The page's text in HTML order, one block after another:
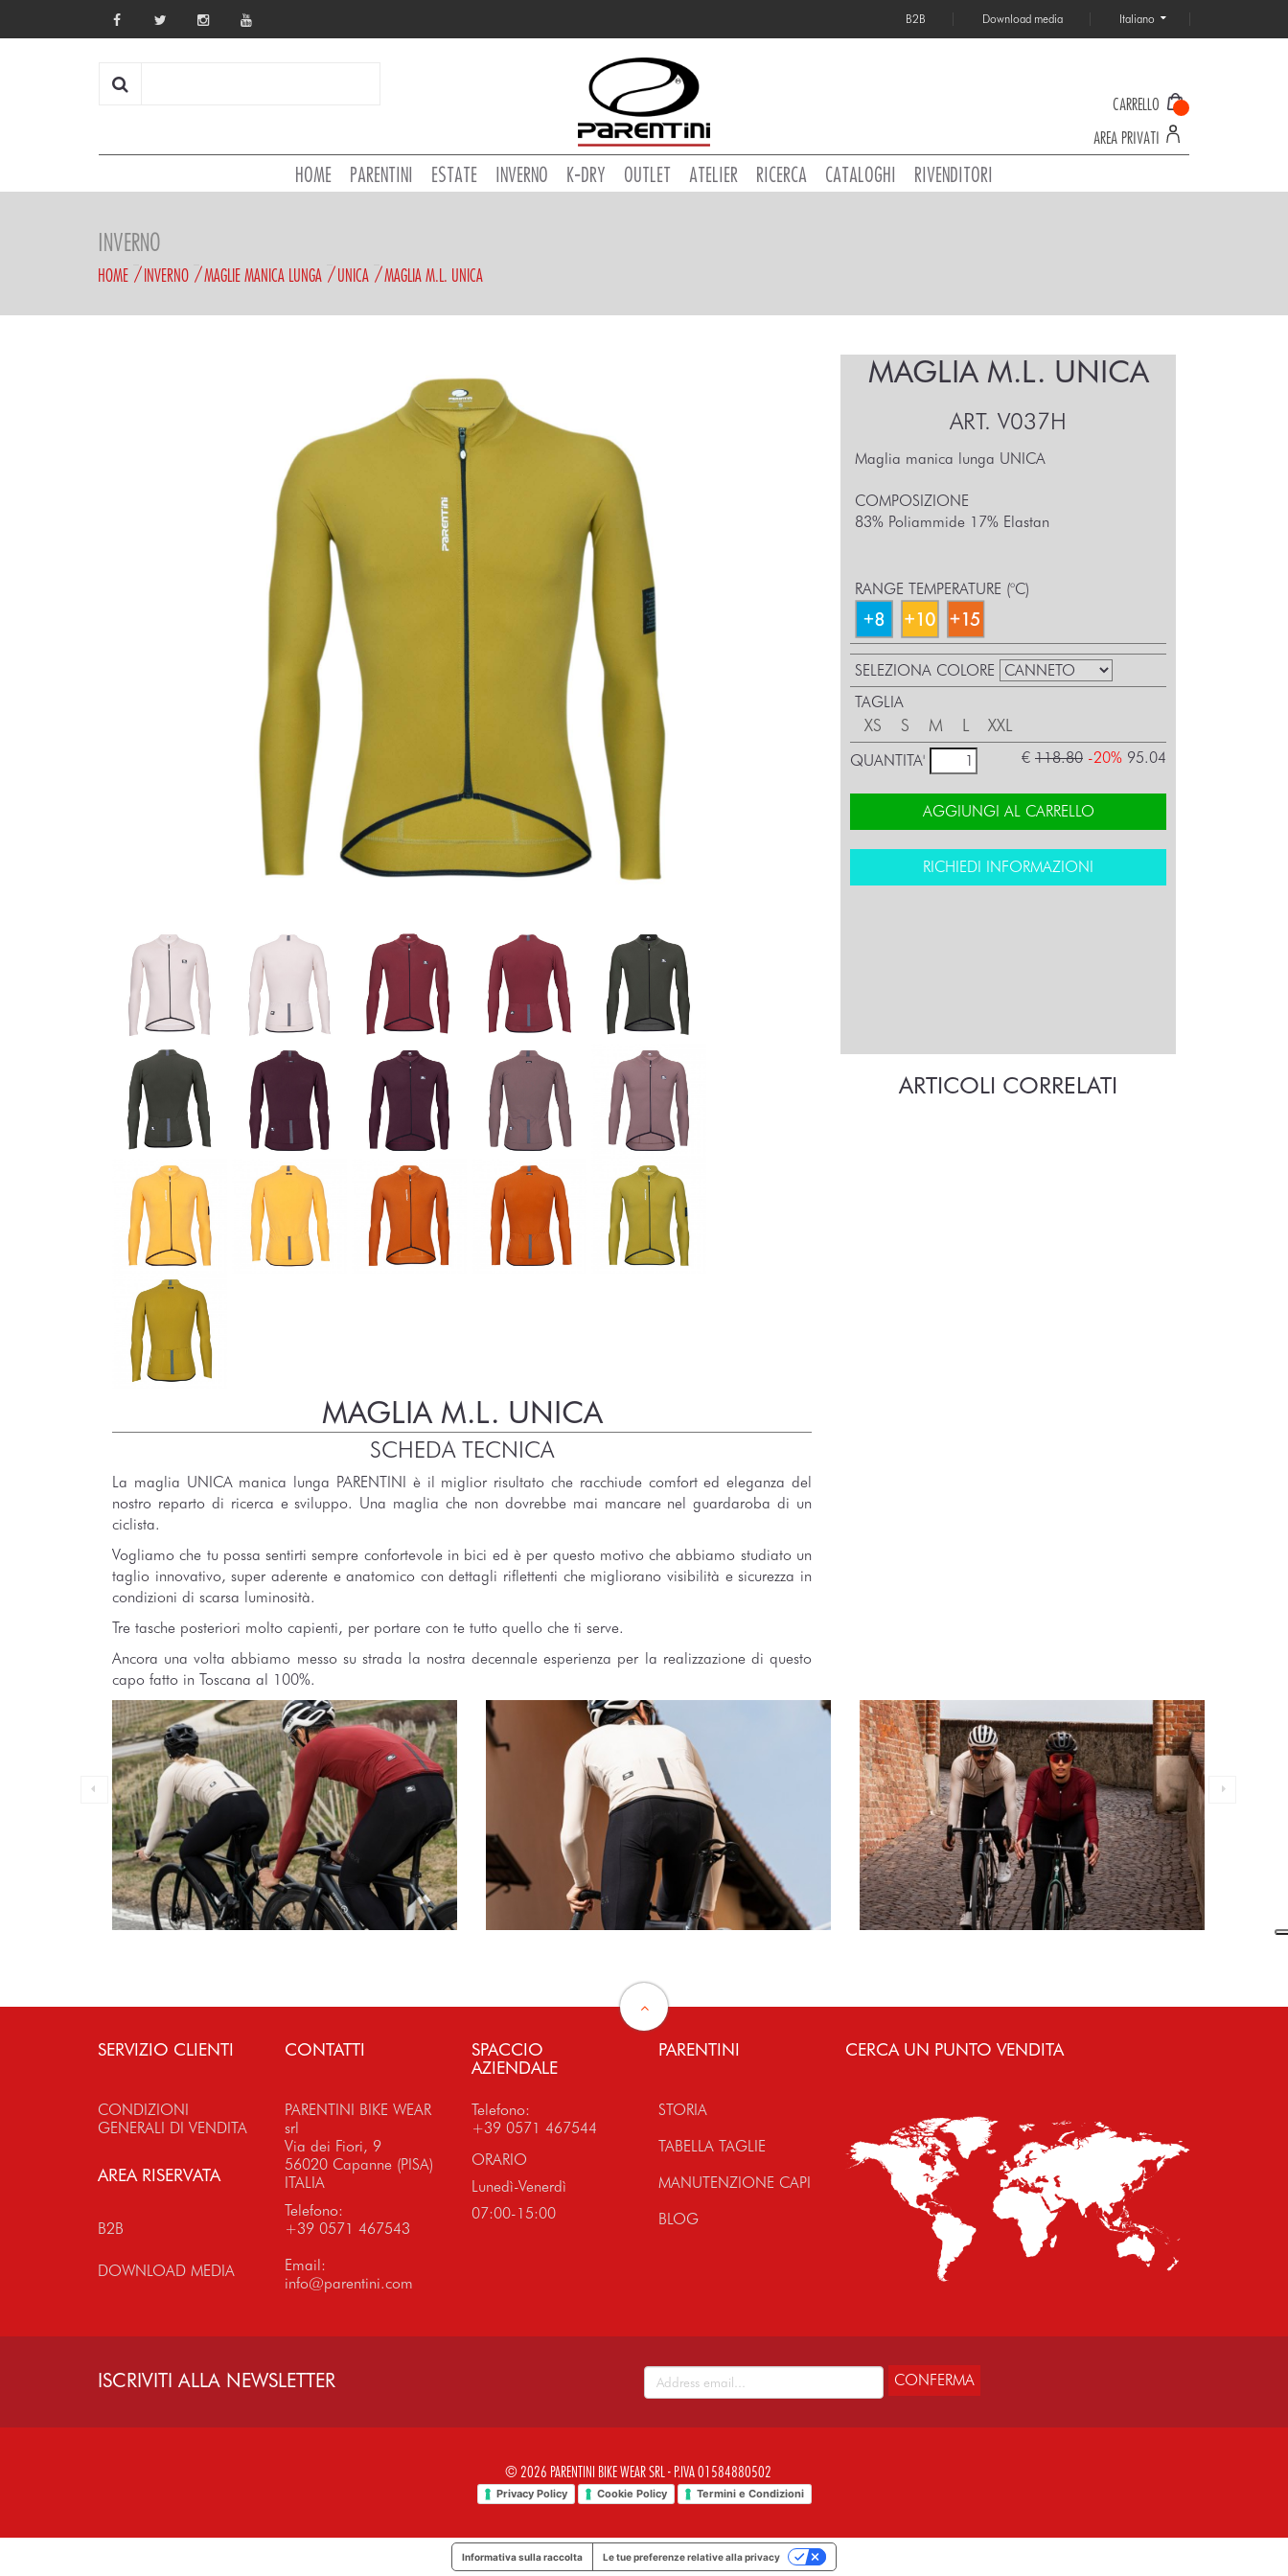
B2B Download media Italiano
CARRELLO
AREA PRIVATI
HOME PARENTINI ESTATE INVERNO K-DRY OUTLET ATELIER RICERCA CATALOGHI RIVENDITORI
INVERNO
HOME INVERNO MAGLIE MANICA LUNGA UNICA MAGLIA M.L. UNICA
MAGLIA M.L. UNICA
SCHEDA TECNICA
La maglia UNICA manica lunga PARENTINI è il miglior risultato che racchiude comfort ed eleganza del
nostro reparto di ricerca e sviluppo. Una maglia che non dovrebbe mai mancare nel guardaroba di un
ciclista.
Vogliamo che tu possa sentirti sempre confortevole in bici ed è per questo motivo che abbiamo studiato un
taglio innovativo, super aderente e anatomico con dettagli riflettenti che migliorano visibilità e sicurezza in
condizioni di scarsa luminosità.
Tre tasche posteriori molto capienti, per portare con te tutto quello che ti serve.
Ancora una volta abbiamo messo su strada la nostra decennale esperienza per la realizzazione di questo
capo fatto in Toscana al 100%.
MAGLIA M.L. UNICA
ART. V037H
Maglia manica lunga UNICA
COMPOSIZIONE
83% Poliammide 17% Elastan
RANGE TEMPERATURE (°C)
SELEZIONA COLORE
TAGLIA
XS S M L XXL
QUANTITA' € 118.80 -20% 95.04
AGGIUNGI AL CARRELLO
RICHIEDI INFORMAZIONI
ARTICOLI CORRELATI
SERVIZIO CLIENTI
CONDIZIONI
GENERALI DI VENDITA
AREA RISERVATA
B2B
DOWNLOAD MEDIA
CONTATTI
PARENTINI BIKE WEAR
srl
Via dei Fiori, 9
56020 Capanne (PISA)
ITALIA
Telefono:
+39 0571 467543
Email:
info@parentini.com
SPACCIO
AZIENDALE
Telefono:
+39 0571 467544
ORARIO
Lunedì-Venerdì
07:00-15:00
PARENTINI
STORIA
TABELLA TAGLIE
MANUTENZIONE CAPI
BLOG
CERCA UN PUNTO VENDITA
ISCRIVITI ALLA NEWSLETTER CONFERMA
© 2026 PARENTINI BIKE WEAR SRL - P.IVA 01584880502
Privacy Policy Cookie Policy Termini e Condizioni
Informativa sulla raccolta Le tue preferenze relative alla privacy